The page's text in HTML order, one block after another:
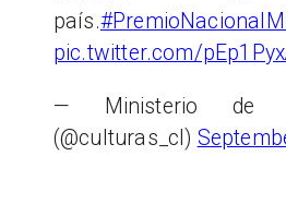
país.
pic.twitter.com/
— Ministerio de
(@culturas_cl)